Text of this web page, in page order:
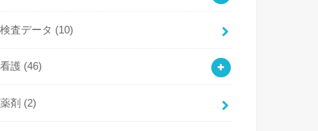
検査データ (10)
看護 (46)
薬剤 (2)